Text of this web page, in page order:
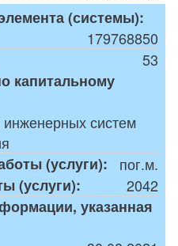
(системы):
179768850
53
капитальному
систем
(услуги):
пог.м.
(услуги):
2042
указанная